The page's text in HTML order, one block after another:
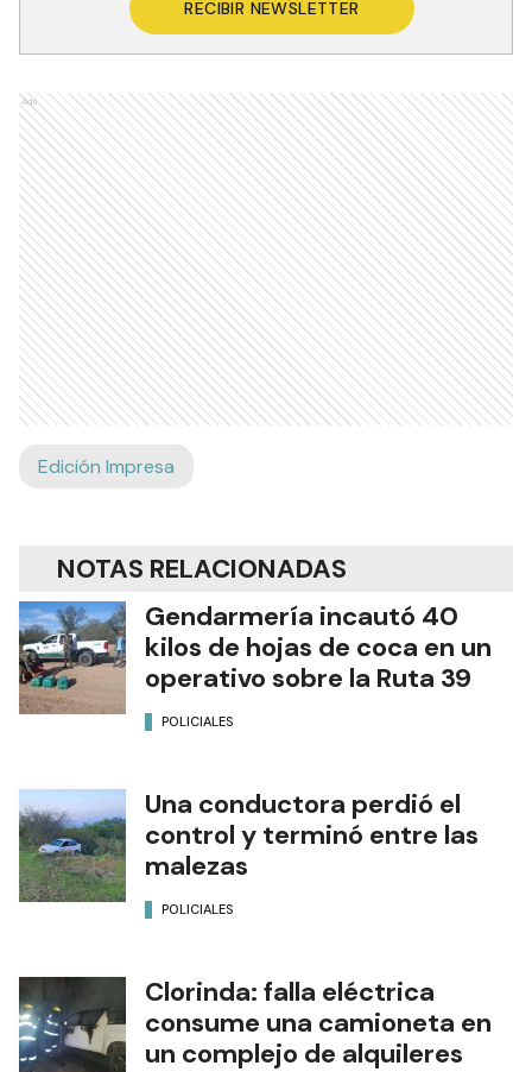
RECIBIR NEWSLETTER
Ads
Edición Impresa
NOTAS RELACIONADAS
Gendarmería incautó 40
kilos de hojas de coca en un
operativo sobre la Ruta 39
POLICIALES
Una conductora perdió el
control y terminó entre las
malezas
POLICIALES
Clorinda: falla eléctrica
consume una camioneta en
un complejo de alquileres